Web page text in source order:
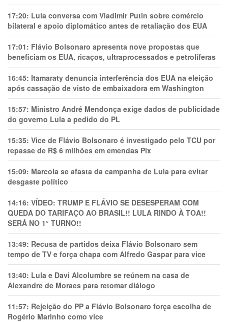
17:20: Lula conversa com Vladimir Putin sobre comércio
bilateral e apoio diplomático antes de retaliação dos EUA
17:01: Flávio Bolsonaro apresenta nove propostas que
beneficiam os EUA, ricaços, ultraprocessados e petrolíferas
16:45: Itamaraty denuncia interferência dos EUA na eleição
após cassação de visto de embaixadora em Washington
15:57: Ministro André Mendonça exige dados de publicidade
do governo Lula a pedido do PL
15:35: Vice de Flávio Bolsonaro é investigado pelo TCU por
repasse de R$ 6 milhões em emendas Pix
15:09: Marcola se afasta da campanha de Lula para evitar
desgaste político
14:16: VÍDEO: TRUMP E FLÁVIO SE DESESPERAM COM
QUEDA DO TARIFAÇO AO BRASIL!! LULA RINDO À TOA!!
SERÁ NO 1° TURNO!!
13:49: Recusa de partidos deixa Flávio Bolsonaro sem
tempo de TV e força chapa com Alfredo Gaspar para vice
13:40: Lula e Davi Alcolumbre se reúnem na casa de
Alexandre de Moraes para retomar diálogo
11:57: Rejeição do PP a Flávio Bolsonaro força escolha de
Rogério Marinho como vice